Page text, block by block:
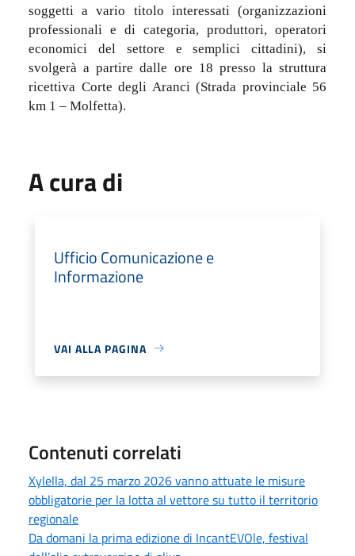
soggetti a vario titolo interessati (organizzazioni
professionali e di categoria, produttori, operatori
economici del settore e semplici cittadini), si
svolgerà a partire dalle ore 18 presso la struttura
ricettiva Corte degli Aranci (Strada provinciale 56
km 1 – Molfetta).
A cura di
Ufficio Comunicazione e
Informazione
VAI ALLA PAGINA
Contenuti correlati
Xylella, dal 25 marzo 2026 vanno attuate le misure
obbligatorie per la lotta al vettore su tutto il territorio
regionale
Da domani la prima edizione di IncantEVOle, festival